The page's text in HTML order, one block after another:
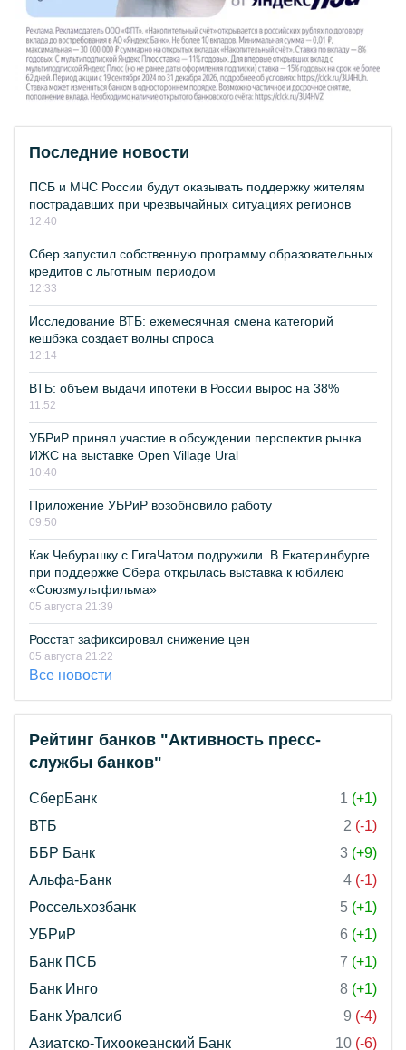
Последние новости
ПСБ и МЧС России будут оказывать поддержку жителям
пострадавших при чрезвычайных ситуациях регионов
12:40
Сбер запустил собственную программу образовательных
кредитов с льготным периодом
12:33
Исследование ВТБ: ежемесячная смена категорий
кешбэка создает волны спроса
12:14
ВТБ: объем выдачи ипотеки в России вырос на 38%
11:52
УБРиР принял участие в обсуждении перспектив рынка
ИЖС на выставке Open Village Ural
10:40
Приложение УБРиР возобновило работу
09:50
Как Чебурашку с ГигаЧатом подружили. В Екатеринбурге
при поддержке Сбера открылась выставка к юбилею
«Союзмультфильма»
05 августа 21:39
Росстат зафиксировал снижение цен
05 августа 21:22
Все новости
Рейтинг банков "Активность пресс-
службы банков"
СберБанк 1 (+1)
ВТБ
2 (-1)
ББР Банк
3 (+9)
Альфа-Банк
4 (-1)
Россельхозбанк
5 (+1)
УБРиР
6 (+1)
Банк ПСБ
7 (+1)
Банк Инго
8 (+1)
Банк Уралсиб
9 (-4)
Азиатско-Тихоокеанский Банк
10 (-6)